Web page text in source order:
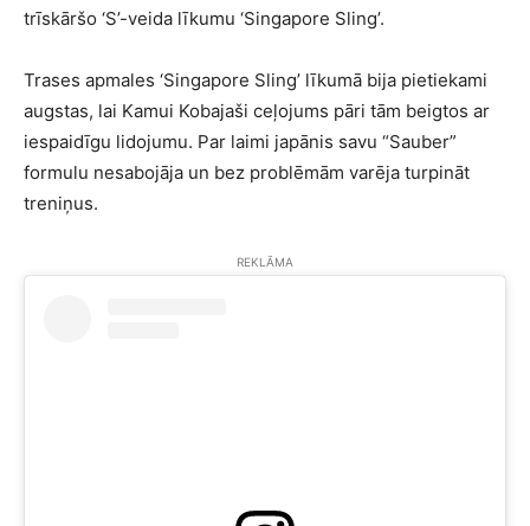
trīskāršo ‘S’-veida līkumu ‘Singapore Sling’.
Trases apmales ‘Singapore Sling’ līkumā bija pietiekami
augstas, lai Kamui Kobajaši ceļojums pāri tām beigtos ar
iespaidīgu lidojumu. Par laimi japānis savu “Sauber”
formulu nesabojāja un bez problēmām varēja turpināt
treniņus.
REKLĀMA